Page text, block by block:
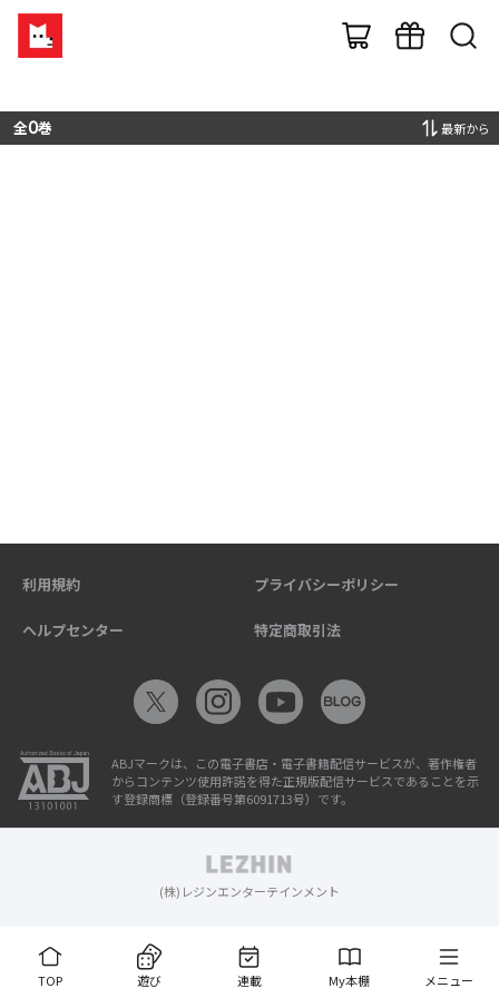
全0巻 最新から
TOP 遊び 連載 My本棚 メニュー
利用規約 プライバシーポリシー
ヘルプセンター 特定商取引法
ABJマークは、この電子書店・電子書籍配信サービスが、著作権者
からコンテンツ使用許諾を得た正規版配信サービスであることを示
す登録商標（登録番号第6091713号）です。
(株)レジンエンターテインメント